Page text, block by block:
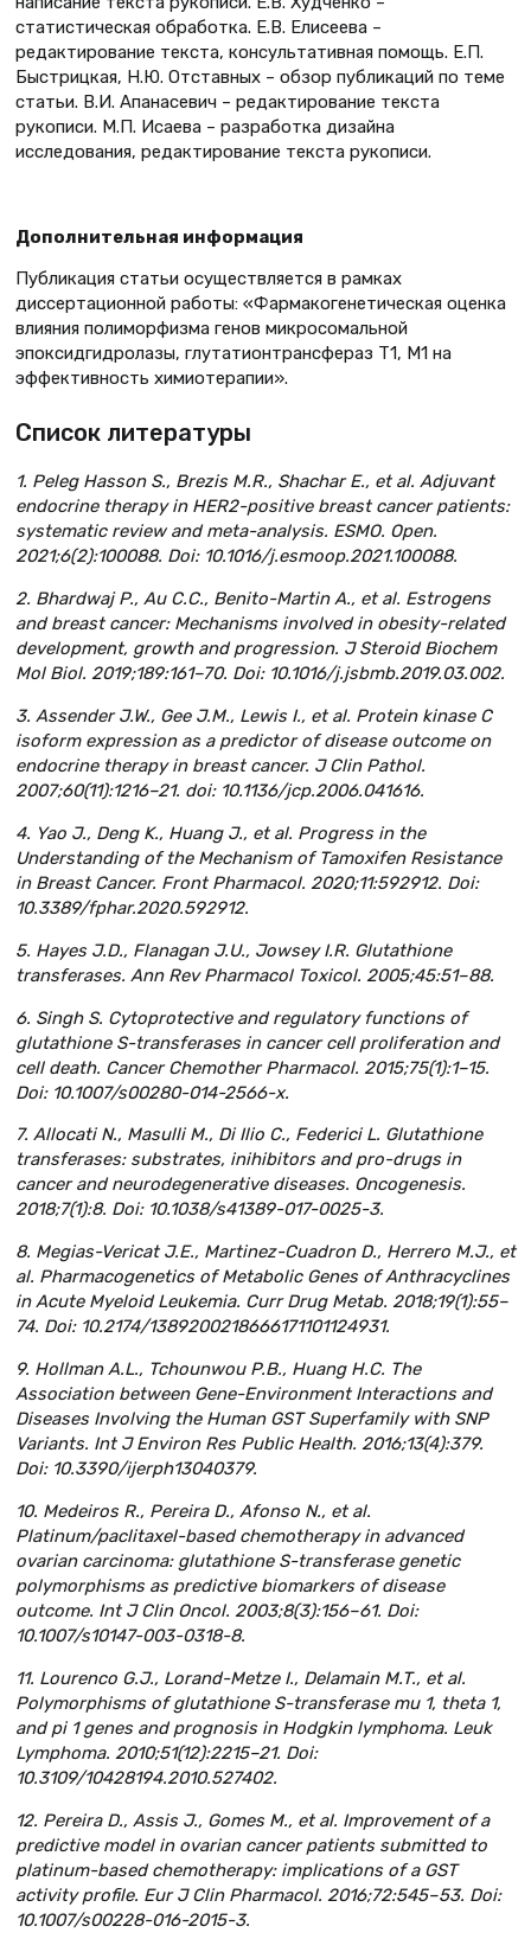
статистическая обработка. Е.В. Елисеева –
редактирование текста, консультативная помощь. Е.П.
Быстрицкая, Н.Ю. Отставных – обзор публикаций по теме
статьи. В.И. Апанасевич – редактирование текста
рукописи. М.П. Исаева – разработка дизайна
исследования, редактирование текста рукописи.
Дополнительная информация
Публикация статьи осуществляется в рамках
диссертационной работы: «Фармакогенетическая оценка
влияния полиморфизма генов микросомальной
эпоксидгидролазы, глутатионтрансфераз T1, М1 на
эффективность химиотерапии».
Список литературы
1. Peleg Hasson S., Brezis M.R., Shachar E., et al. Adjuvant
endocrine therapy in HER2-positive breast cancer patients:
systematic review and meta-analysis. ESMO. Open.
2021;6(2):100088. Doi: 10.1016/j.esmoop.2021.100088.
2. Bhardwaj P., Au C.C., Benito-Martin A., et al. Estrogens
and breast cancer: Mechanisms involved in obesity-related
development, growth and progression. J Steroid Biochem
Mol Biol. 2019;189:161–70. Doi: 10.1016/j.jsbmb.2019.03.002.
3. Assender J.W., Gee J.M., Lewis I., et al. Protein kinase C
isoform expression as a predictor of disease outcome on
endocrine therapy in breast cancer. J Clin Pathol.
2007;60(11):1216–21. doi: 10.1136/jcp.2006.041616.
4. Yao J., Deng K., Huang J., et al. Progress in the
Understanding of the Mechanism of Tamoxifen Resistance
in Breast Cancer. Front Pharmacol. 2020;11:592912. Doi:
10.3389/fphar.2020.592912.
5. Hayes J.D., Flanagan J.U., Jowsey I.R. Glutathione
transferases. Ann Rev Pharmacol Toxicol. 2005;45:51–88.
6. Singh S. Cytoprotective and regulatory functions of
glutathione S-transferases in cancer cell proliferation and
cell death. Cancer Chemother Pharmacol. 2015;75(1):1–15.
Doi: 10.1007/s00280-014-2566-x.
7. Allocati N., Masulli M., Di Ilio C., Federici L. Glutathione
transferases: substrates, inihibitors and pro-drugs in
cancer and neurodegenerative diseases. Oncogenesis.
2018;7(1):8. Doi: 10.1038/s41389-017-0025-3.
8. Megias-Vericat J.E., Martinez-Cuadron D., Herrero M.J., et
al. Pharmacogenetics of Metabolic Genes of Anthracyclines
in Acute Myeloid Leukemia. Curr Drug Metab. 2018;19(1):55–
74. Doi: 10.2174/1389200218666171101124931.
9. Hollman A.L., Tchounwou P.B., Huang H.C. The
Association between Gene-Environment Interactions and
Diseases Involving the Human GST Superfamily with SNP
Variants. Int J Environ Res Public Health. 2016;13(4):379.
Doi: 10.3390/ijerph13040379.
10. Medeiros R., Pereira D., Afonso N., et al.
Platinum/paclitaxel-based chemotherapy in advanced
ovarian carcinoma: glutathione S-transferase genetic
polymorphisms as predictive biomarkers of disease
outcome. Int J Clin Oncol. 2003;8(3):156–61. Doi:
10.1007/s10147-003-0318-8.
11. Lourenco G.J., Lorand-Metze I., Delamain M.T., et al.
Polymorphisms of glutathione S-transferase mu 1, theta 1,
and pi 1 genes and prognosis in Hodgkin lymphoma. Leuk
Lymphoma. 2010;51(12):2215–21. Doi:
10.3109/10428194.2010.527402.
12. Pereira D., Assis J., Gomes M., et al. Improvement of a
predictive model in ovarian cancer patients submitted to
platinum-based chemotherapy: implications of a GST
activity profile. Eur J Clin Pharmacol. 2016;72:545–53. Doi:
10.1007/s00228-016-2015-3.